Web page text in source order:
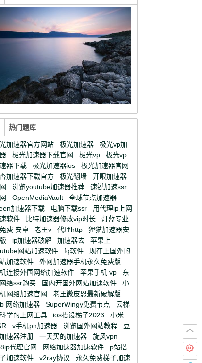
热门题库
加速器官方网站 极光加速器
极光vp加
极光加速器下载官网 极光vp
极光vp
器下载
极光加速器ios
极光加速器官网
加速器下载官方
极光翻墙
开眼加速器
浏览youtube加速器推荐
速锐加速ssr
OpenMediaVault
全球节点加速器
加速器下载
电脑下载ssr
用代理ip上网
软件
比特加速器修改vip时长
灯蓝专业
费 安卓
老王v 代理http
狸猫加速器安
ip加速器破解 加速器去
苹果上
网站加速软件
fq软件
现在上国外的
加速软件
外网加速器手机永久免费版
连接外国网络加速软件
苹果手机 vp
东
络ssr购买
国内开国外网站加速软件
小
网络加速官网
老王微皮恩最新破解版
网络加速器
SuperWingy免费节点
云梯
学的上网工具
ios搭设梯子2023
小米
v手机pn加速器 浏览国外网站教程
豆
速器注册
一天买的加速器
旋风vpn
代理官网
网络加速器加速软件
p站搭
加速软件
v2ray协议 永久免费梯子加速